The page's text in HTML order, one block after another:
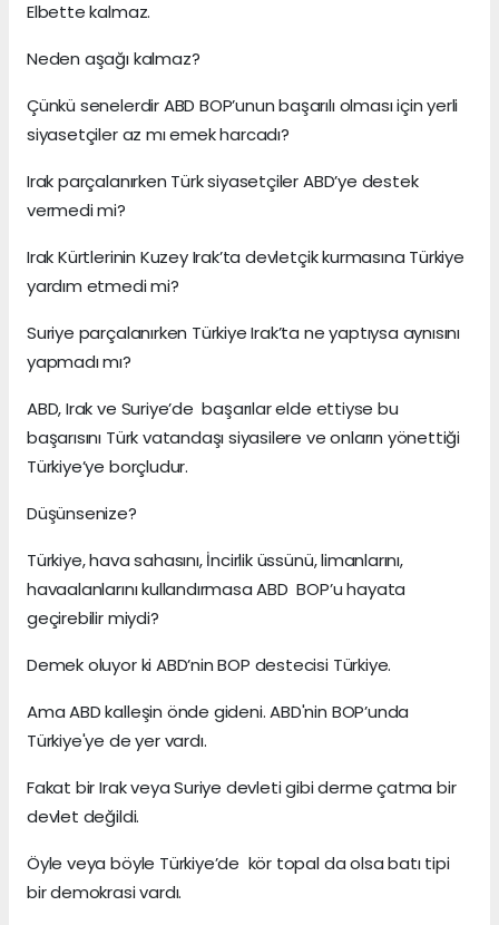
Elbette kalmaz.
Neden aşağı kalmaz?
Çünkü senelerdir ABD BOP’unun başarılı olması için yerli
siyasetçiler az mı emek harcadı?
Irak parçalanırken Türk siyasetçiler ABD’ye destek
vermedi mi?
Irak Kürtlerinin Kuzey Irak’ta devletçik kurmasına Türkiye
yardım etmedi mi?
Suriye parçalanırken Türkiye Irak’ta ne yaptıysa aynısını
yapmadı mı?
ABD, Irak ve Suriye’de başarılar elde ettiyse bu
başarısını Türk vatandaşı siyasilere ve onların yönettiği
Türkiye’ye borçludur.
Düşünsenize?
Türkiye, hava sahasını, İncirlik üssünü, limanlarını,
havaalanlarını kullandırmasa ABD BOP’u hayata
geçirebilir miydi?
Demek oluyor ki ABD’nin BOP destecisi Türkiye.
Ama ABD kalleşin önde gideni. ABD'nin BOP’unda
Türkiye'ye de yer vardı.
Fakat bir Irak veya Suriye devleti gibi derme çatma bir
devlet değildi.
Öyle veya böyle Türkiye’de kör topal da olsa batı tipi
bir demokrasi vardı.